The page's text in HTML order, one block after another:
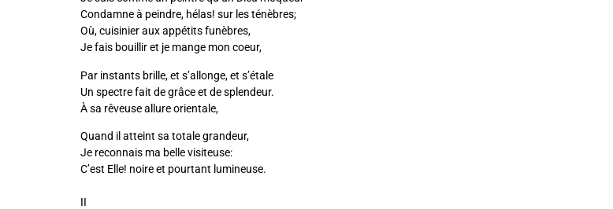
Condamne à peindre, hélas! sur les ténèbres;
Où, cuisinier aux appétits funèbres,
Je fais bouillir et je mange mon coeur,
Par instants brille, et s’allonge, et s’étale
Un spectre fait de grâce et de splendeur.
À sa rêveuse allure orientale,
Quand il atteint sa totale grandeur,
Je reconnais ma belle visiteuse:
C’est Elle! noire et pourtant lumineuse.
II